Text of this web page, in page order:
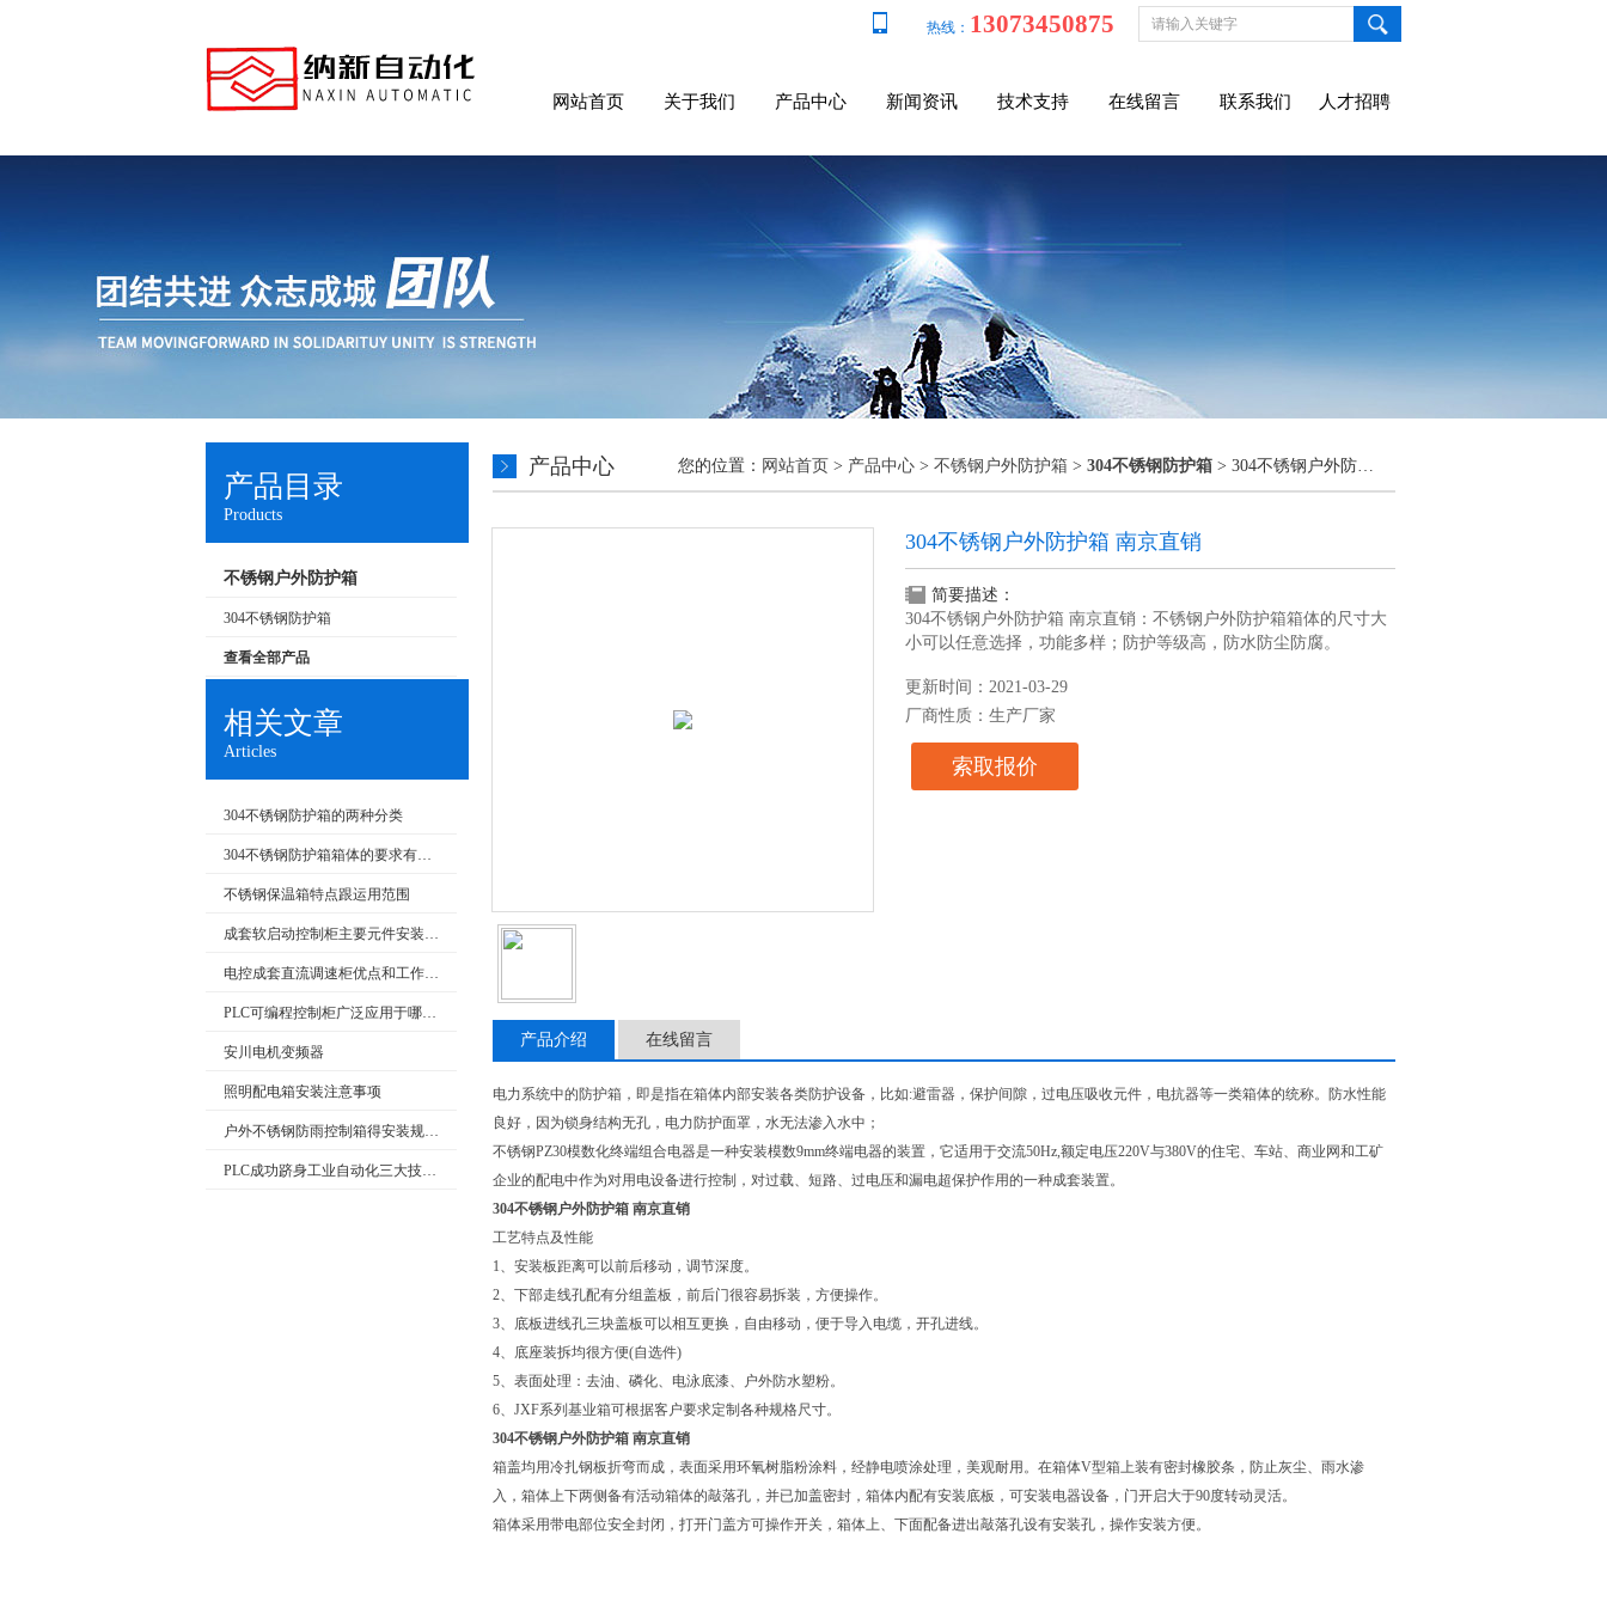
热线： 13073450875
网站首页 关于我们 产品中心 新闻资讯 技术支持 在线留言 联系我们 人才招聘
产品目录
Products
不锈钢户外防护箱
304不锈钢防护箱
查看全部产品
相关文章
Articles
304不锈钢防护箱的两种分类
304不锈钢防护箱箱体的要求有哪些
不锈钢保温箱特点跟运用范围
成套软启动控制柜主要元件安装要求和在生产中的应用
电控成套直流调速柜优点和工作原理
PLC可编程控制柜广泛应用于哪些行业？特点是什么？
安川电机变频器
照明配电箱安装注意事项
户外不锈钢防雨控制箱得安装规范介绍，大家快来看
PLC成功跻身工业自动化三大技术支柱
产品中心 您的位置： 网站首页 > 产品中心 > 不锈钢户外防护箱 > 304不锈钢防护箱 > 304不锈钢户外防护箱 南京直销
304不锈钢户外防护箱 南京直销
简要描述：
304不锈钢户外防护箱 南京直销：不锈钢户外防护箱箱体的尺寸大
小可以任意选择，功能多样；防护等级高，防水防尘防腐。
更新时间：2021-03-29
厂商性质：生产厂家
索取报价
产品介绍 在线留言
电力系统中的防护箱，即是指在箱体内部安装各类防护设备，比如:避雷器，保护间隙，过电压吸收元件，电抗器等一类箱体的统称。防水性能
良好，因为锁身结构无孔，电力防护面罩，水无法渗入水中；
不锈钢PZ30模数化终端组合电器是一种安装模数9mm终端电器的装置，它适用于交流50Hz,额定电压220V与380V的住宅、车站、商业网和工矿
企业的配电中作为对用电设备进行控制，对过载、短路、过电压和漏电超保护作用的一种成套装置。
304不锈钢户外防护箱 南京直销
工艺特点及性能
1、安装板距离可以前后移动，调节深度。
2、下部走线孔配有分组盖板，前后门很容易拆装，方便操作。
3、底板进线孔三块盖板可以相互更换，自由移动，便于导入电缆，开孔进线。
4、底座装拆均很方便(自选件)
5、表面处理：去油、磷化、电泳底漆、户外防水塑粉。
6、JXF系列基业箱可根据客户要求定制各种规格尺寸。
304不锈钢户外防护箱 南京直销
箱盖均用冷扎钢板折弯而成，表面采用环氧树脂粉涂料，经静电喷涂处理，美观耐用。在箱体V型箱上装有密封橡胶条，防止灰尘、雨水渗
入，箱体上下两侧备有活动箱体的敲落孔，并已加盖密封，箱体内配有安装底板，可安装电器设备，门开启大于90度转动灵活。
箱体采用带电部位安全封闭，打开门盖方可操作开关，箱体上、下面配备进出敲落孔设有安装孔，操作安装方便。